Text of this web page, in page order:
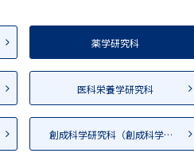
薬学研究科
医科栄養学研究科
創成科学研究科（創成科学専攻）